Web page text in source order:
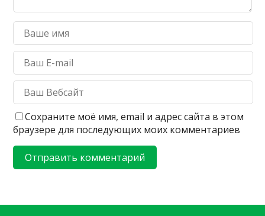
Сохраните моё имя, email и адрес сайта в этом
браузере для последующих моих комментариев